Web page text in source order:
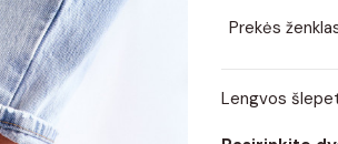
Prekės
Lengvos